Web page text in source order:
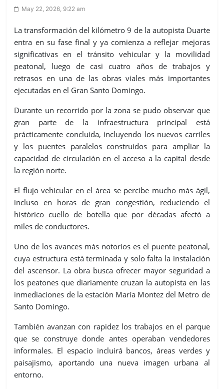
May 22, 2026, 9:22 am
La transformación del kilómetro 9 de la autopista Duarte
entra en su fase final y ya comienza a reflejar mejoras
significativas en el tránsito vehicular y la movilidad
peatonal, luego de casi cuatro años de trabajos y
retrasos en una de las obras viales más importantes
ejecutadas en el Gran Santo Domingo.
Durante un recorrido por la zona se pudo observar que
gran parte de la infraestructura principal está
prácticamente concluida, incluyendo los nuevos carriles
y los puentes paralelos construidos para ampliar la
capacidad de circulación en el acceso a la capital desde
la región norte.
El flujo vehicular en el área se percibe mucho más ágil,
incluso en horas de gran congestión, reduciendo el
histórico cuello de botella que por décadas afectó a
miles de conductores.
Uno de los avances más notorios es el puente peatonal,
cuya estructura está terminada y solo falta la instalación
del ascensor. La obra busca ofrecer mayor seguridad a
los peatones que diariamente cruzan la autopista en las
inmediaciones de la estación María Montez del Metro de
Santo Domingo.
También avanzan con rapidez los trabajos en el parque
que se construye donde antes operaban vendedores
informales. El espacio incluirá bancos, áreas verdes y
paisajismo, aportando una nueva imagen urbana al
entorno.